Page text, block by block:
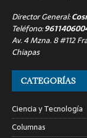
Director General:
Teléfono:
Av. 4 Mzna. 8 #112
Chiapas
CATEGORÍAS
Ciencia y Tecnología
Columnas